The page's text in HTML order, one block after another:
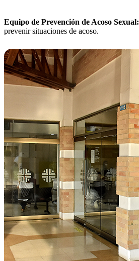
Equipo de Prevención de Acoso Sexual:
prevenir situaciones de acoso.